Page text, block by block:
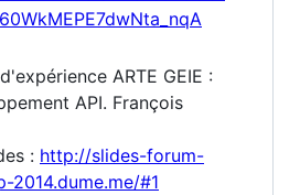
ARTE GEIE :
API. François
: http://slides-forum-
2014.dume.me/#1